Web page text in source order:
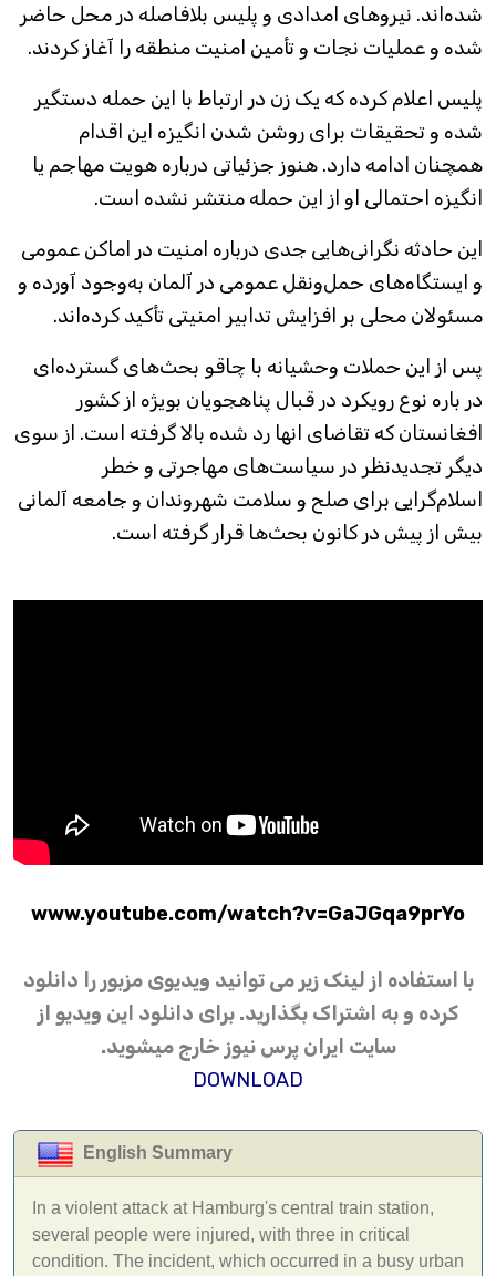
شده‌اند. نیروهای امدادی و پلیس بلافاصله در محل حاضر
شده و عملیات نجات و تأمین امنیت منطقه را آغاز کردند.
پلیس اعلام کرده که یک زن در ارتباط با این حمله دستگیر
شده و تحقیقات برای روشن شدن انگیزه این اقدام
همچنان ادامه دارد. هنوز جزئیاتی درباره هویت مهاجم یا
انگیزه احتمالی او از این حمله منتشر نشده است.
این حادثه نگرانی‌هایی جدی درباره امنیت در اماکن عمومی
و ایستگاه‌های حمل‌ونقل عمومی در آلمان به‌وجود آورده و
مسئولان محلی بر افزایش تدابیر امنیتی تأکید کرده‌اند.
پس از این حملات وحشیانه با چاقو بحث‌های گسترده‌ای
در باره نوع رویکرد در قبال پناهجویان بویژه از کشور
افغانستان که تقاضای انها رد شده بالا گرفته است. از سوی
دیگر تجدیدنظر در سیاست‌های مهاجرتی و خطر
اسلام‌گرایی برای صلح و سلامت شهروندان و جامعه آلمانی
بیش از پیش در کانون بحث‌ها قرار گرفته است.
www.youtube.com/watch?v=GaJGqa9prYo
با استفاده از لینک زیر می توانید ویدیوی مزبور را دانلود
کرده و به اشتراک بگذارید. برای دانلود این ویدیو از
سایت ایران پرس نیوز خارج میشوید.
DOWNLOAD
English Summary
In a violent attack at Hamburg's central train station,
several people were injured, with three in critical
condition. The incident, which occurred in a busy urban